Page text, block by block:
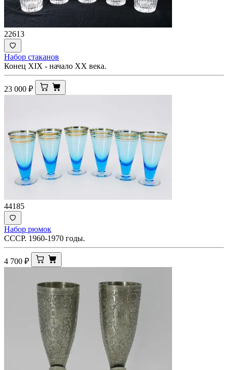
22613
Набор стаканов
Конец XIX - начало ХХ века.
23 000 ₽
44185
Набор рюмок
СССР. 1960-1970 годы.
4 700 ₽